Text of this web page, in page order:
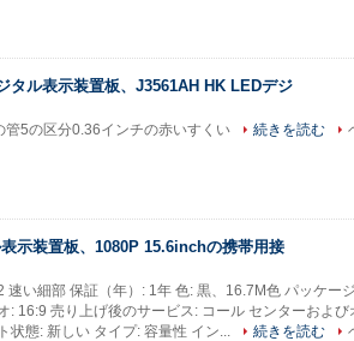
タル表示装置板、J3561AH HK LEDデジ
5の区分0.36インチの赤いすくい 続きを読む
示装置板、1080P 15.6inchの携帯用接
い細部 保証（年）: 1年 色: 黒、16.7M色 パッケー
: 16:9 売り上げ後のサービス: コール センターおよび
状態: 新しい タイプ: 容量性 イン...
続きを読む